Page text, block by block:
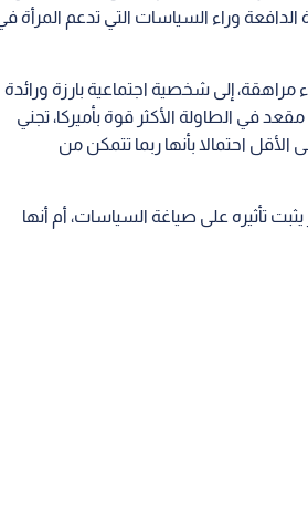
الغربي من البيت الأبيض (المبنى